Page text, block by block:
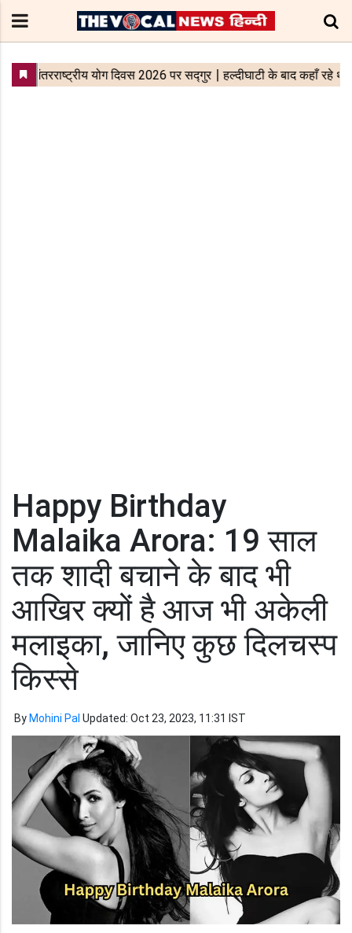
Happy Birthday
Malaika Arora: 19 साल
तक शादी बचाने के बाद भी
आखिर क्यों है आज भी अकेली
मलाइका, जानिए कुछ दिलचस्प
किस्से
By Mohini Pal Updated: Oct 23, 2023, 11:31 IST